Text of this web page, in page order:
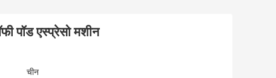
पॉड एस्प्रेसो मशीन
चीन